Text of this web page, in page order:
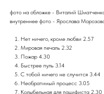
фото на обложке - Виталий
внутреннее фото - Ярослава
Нет ничего, кроме любви 2.57
Мировая печаль 2.32
Пожар 4.30
Быстрее пуль 3.14
С тобой ничего не случится 3.44
Необратимый процесс 3.05
Колыбельная для пацифиста 2.30